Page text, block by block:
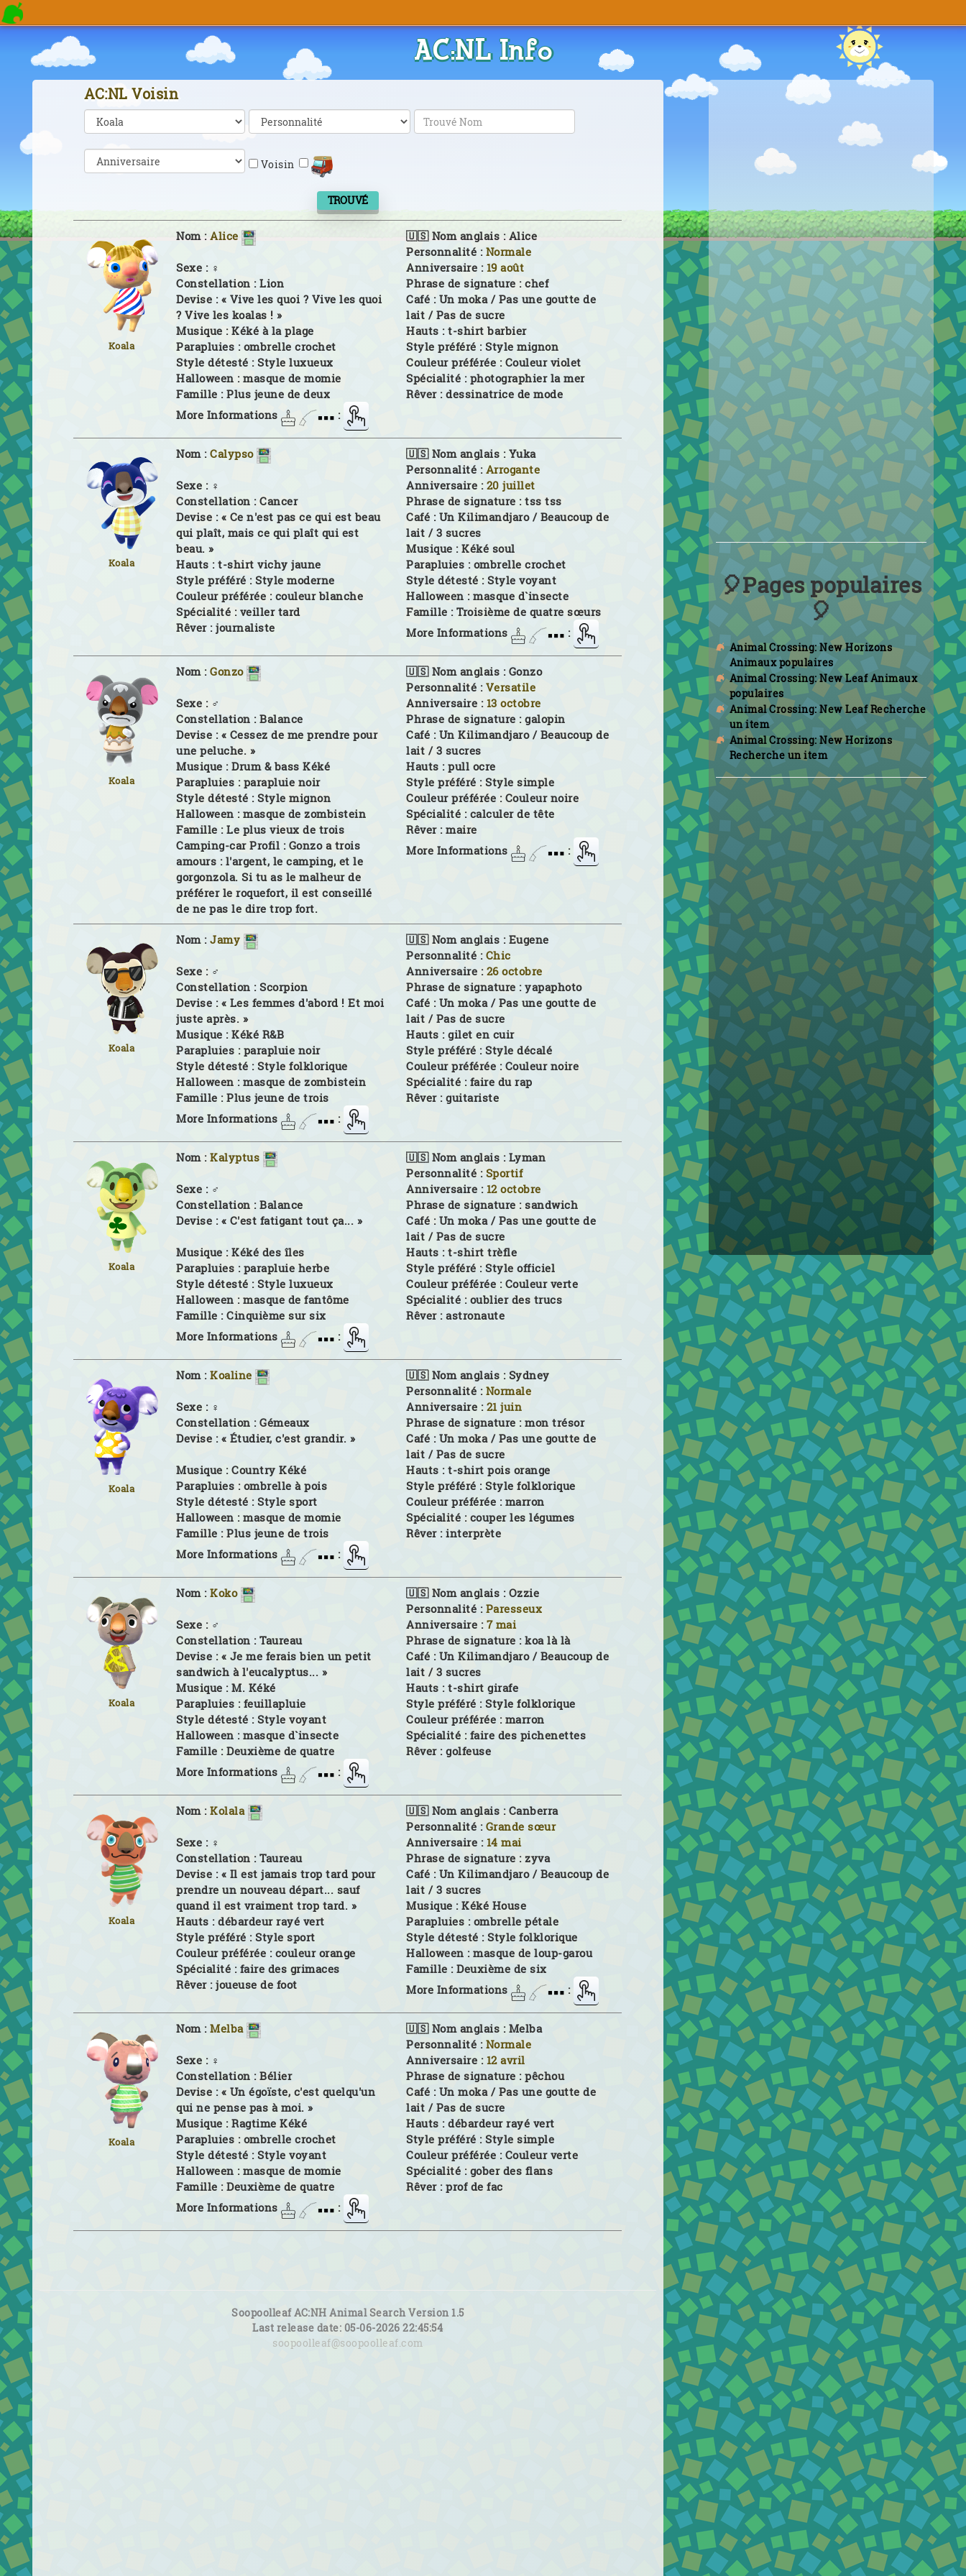
AC:NL Info
AC:NL Voisin
Voisin
TROUVÉ
Koala
Nom :Alice 🇺🇸 Nom anglais : Alice
Personnalité : Normale
Sexe : ♀ Anniversaire : 19 août
Constellation :Lion Phrase de signature :chef
Devise : « Vive les quoi ? Vive les quoi
? Vive les koalas ! »
Café : Un moka / Pas une goutte de
lait / Pas de sucre
Musique :Kéké à la plage Hauts :t-shirt barbier
Parapluies : ombrelle crochet Style préféré : Style mignon
Style détesté : Style luxueux Couleur préférée : Couleur violet
Halloween :masque de momie Spécialité : photographier la mer
Famille :Plus jeune de deux Rêver :dessinatrice de mode
More Informations
:
Koala
Nom :Calypso 🇺🇸 Nom anglais : Yuka
Personnalité : Arrogante
Sexe : ♀ Anniversaire : 20 juillet
Constellation :Cancer Phrase de signature :tss tss
Devise : « Ce n'est pas ce qui est beau
qui plaît, mais ce qui plaît qui est
beau. »
Café : Un Kilimandjaro / Beaucoup de
lait / 3 sucres
Musique :Kéké soul
Hauts :t-shirt vichy jaune Parapluies : ombrelle crochet
Style préféré : Style moderne Style détesté : Style voyant
Couleur préférée : couleur blanche Halloween :masque d`insecte
Spécialité : veiller tard Famille :Troisième de quatre sœurs
Rêver :journaliste More Informations :
Koala
Nom :Gonzo 🇺🇸 Nom anglais : Gonzo
Personnalité : Versatile
Sexe : ♂ Anniversaire : 13 octobre
Constellation :Balance Phrase de signature :galopin
Devise : « Cessez de me prendre pour
une peluche. »
Café : Un Kilimandjaro / Beaucoup de
lait / 3 sucres
Musique :Drum & bass Kéké Hauts :pull ocre
Parapluies : parapluie noir Style préféré :Style simple
Style détesté : Style mignon Couleur préférée : Couleur noire
Halloween :masque de zombistein Spécialité : calculer de tête
Famille :Le plus vieux de trois Rêver :maire
Camping-car Profil : Gonzo a trois
amours : l'argent, le camping, et le
gorgonzola. Si tu as le malheur de
préférer le roquefort, il est conseillé
de ne pas le dire trop fort.
More Informations :
Koala
Nom :Jamy 🇺🇸 Nom anglais : Eugene
Personnalité : Chic
Sexe : ♂ Anniversaire : 26 octobre
Constellation : Scorpion Phrase de signature :yapaphoto
Devise : « Les femmes d'abord ! Et moi
juste après. »
Café : Un moka / Pas une goutte de
lait / Pas de sucre
Musique :Kéké R&B Hauts :gilet en cuir
Parapluies : parapluie noir Style préféré : Style décalé
Style détesté :Style folklorique Couleur préférée : Couleur noire
Halloween :masque de zombistein Spécialité : faire du rap
Famille :Plus jeune de trois Rêver :guitariste
More Informations
:
Koala
Nom :Kalyptus 🇺🇸 Nom anglais : Lyman
Personnalité : Sportif
Sexe : ♂ Anniversaire : 12 octobre
Constellation :Balance Phrase de signature : sandwich
Devise : « C'est fatigant tout ça... » Café : Un moka / Pas une goutte de
lait / Pas de sucre
Musique :Kéké des îles Hauts :t-shirt trèfle
Parapluies : parapluie herbe Style préféré :Style officiel
Style détesté : Style luxueux Couleur préférée : Couleur verte
Halloween :masque de fantôme Spécialité : oublier des trucs
Famille :Cinquième sur six Rêver :astronaute
More Informations
:
Koala
Nom :Koaline 🇺🇸 Nom anglais : Sydney
Personnalité : Normale
Sexe : ♀ Anniversaire : 21 juin
Constellation :Gémeaux Phrase de signature :mon trésor
Devise : « Étudier, c'est grandir. » Café : Un moka / Pas une goutte de
lait / Pas de sucre
Musique :Country Kéké Hauts :t-shirt pois orange
Parapluies : ombrelle à pois Style préféré : Style folklorique
Style détesté : Style sport Couleur préférée : marron
Halloween :masque de momie Spécialité : couper les légumes
Famille :Plus jeune de trois Rêver :interprète
More Informations
:
Koala
Nom :Koko 🇺🇸 Nom anglais : Ozzie
Personnalité : Paresseux
Sexe : ♂ Anniversaire : 7 mai
Constellation :Taureau Phrase de signature :koa là là
Devise : « Je me ferais bien un petit
sandwich à l'eucalyptus... »
Café : Un Kilimandjaro / Beaucoup de
lait / 3 sucres
Musique :M. Kéké Hauts :t-shirt girafe
Parapluies : feuillapluie Style préféré : Style folklorique
Style détesté :Style voyant Couleur préférée : marron
Halloween :masque d`insecte Spécialité : faire des pichenettes
Famille :Deuxième de quatre Rêver :golfeuse
More Informations
:
Koala
Nom :Kolala 🇺🇸 Nom anglais : Canberra
Personnalité : Grande sœur
Sexe : ♀ Anniversaire : 14 mai
Constellation :Taureau Phrase de signature :zyva
Devise : « Il est jamais trop tard pour
prendre un nouveau départ... sauf
quand il est vraiment trop tard. »
Café : Un Kilimandjaro / Beaucoup de
lait / 3 sucres
Musique :Kéké House
Hauts :débardeur rayé vert Parapluies : ombrelle pétale
Style préféré : Style sport Style détesté :Style folklorique
Couleur préférée : couleur orange Halloween :masque de loup-garou
Spécialité : faire des grimaces Famille :Deuxième de six
Rêver :joueuse de foot More Informations :
Koala
Nom :Melba 🇺🇸 Nom anglais : Melba
Personnalité : Normale
Sexe : ♀ Anniversaire : 12 avril
Constellation :Bélier Phrase de signature :pêchou
Devise : « Un égoïste, c'est quelqu'un
qui ne pense pas à moi. »
Café : Un moka / Pas une goutte de
lait / Pas de sucre
Musique :Ragtime Kéké Hauts :débardeur rayé vert
Parapluies : ombrelle crochet Style préféré :Style simple
Style détesté : Style voyant Couleur préférée : Couleur verte
Halloween :masque de momie Spécialité : gober des flans
Famille :Deuxième de quatre Rêver :prof de fac
More Informations
:
Soopoolleaf AC:NH Animal Search Version 1.5
Last release date: 05-06-2026 22:45:54
soopoolleaf@soopoolleaf.com
🎈Pages populaires
🎈
Animal Crossing: New Horizons
Animaux populaires
Animal Crossing: New Leaf Animaux
populaires
Animal Crossing: New Leaf Recherche
un item
Animal Crossing: New Horizons
Recherche un item